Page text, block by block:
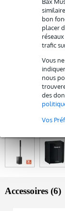
bon
placer
trafic
Vous
nous
des
Vos
Possibilité
Informations
type d'ensemble
casque sans fil
livraison : 1x LD
ANNY R B8, 1x
microphone de
inclus : 4x
Accessoires (6)